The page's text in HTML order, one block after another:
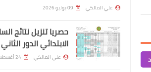
وجبة جديده
علي المالكي 09 يوليو 2026
حصريا تنزيل نتائج
الابتدائي الدور الثاني 2025
علي المالكي 24 أغسطس 2025